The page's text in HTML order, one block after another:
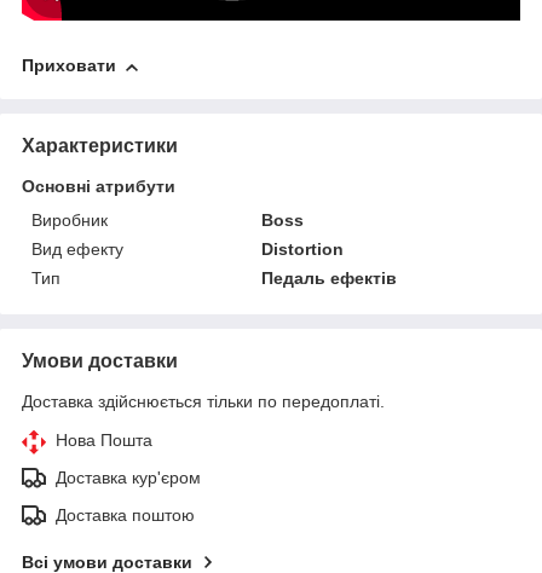
Приховати
Характеристики
Основні атрибути
Виробник
Boss
Вид ефекту
Distortion
Тип
Педаль ефектів
Умови доставки
Доставка здійснюється тільки по передоплаті.
Нова Пошта
Доставка кур'єром
Доставка поштою
Всі умови доставки